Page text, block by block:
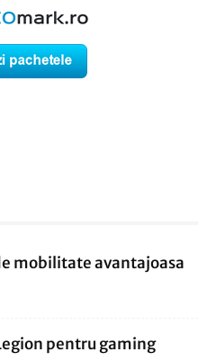
mobilitate avantajoasa
pentru gaming